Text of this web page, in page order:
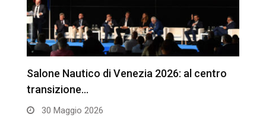
Salone Nautico di Venezia 2026: al centro
transizione…
30 Maggio 2026